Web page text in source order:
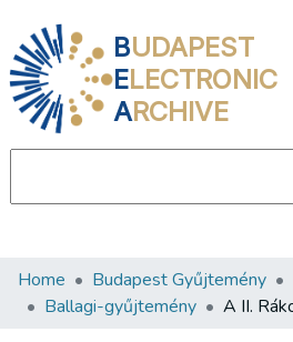
BUDAPEST
ELECTRONIC
ARCHIVE
Communities & Collections
Home Budapest Gyűjtemény
Ballagi-gyűjtemény